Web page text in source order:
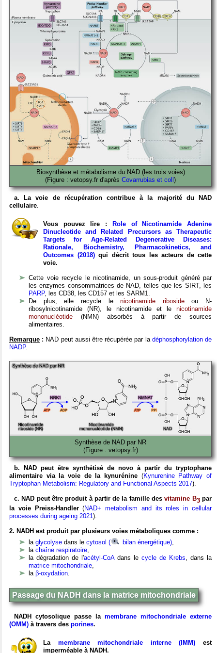
Biosynthèse et métabolisme du NAD (les trois voies)
(Figure : vetopsy.fr d'après Covarrubias et coll )
a. La voie de récupération contribue à la majorité du NAD
cellulaire.
Vous pouvez lire :
Role of Nicotinamide Adenine
Dinucleotide and Related Precursors as Therapeutic
Targets for Age-Related Degenerative Diseases:
Rationale, Biochemistry, Pharmacokinetics, and
Outcomes (2018)qui décrit tous les acteurs de cette
voie.
Cette voie recycle le nicotinamide, un sous-produit généré par
les enzymes consommatrices de NAD, telles que les SIRT, les
PARP, les CD38, les CD157 et les SARM1.
De plus, elle recycle lenicotinamide ribosideou N-
ribosylnicotinamide (NR), le nicotinamide et le nicotinamide
mononucléotide (NMN) absorbés à partir de sources
alimentaires.
Remarque : NAD peut aussi être récupérée par la déphosphorylation de
NADP.
Synthèse de NAD par NR
(Figure : vetopsy.fr)
b. NAD peut être synthétisé de novo à partir du tryptophane
alimentaire via la voie de la kynurénine (Kynurenine Pathway of
Tryptophan Metabolism: Regulatory and Functional Aspects 2017).
c. NAD peut être produit à partir de la famille desvitamine B3par
la voie Preiss-Handler(NAD+ metabolism and its roles in cellular
processes during ageing 2021 ).
2. NADH est produit par plusieurs voies métaboliques comme :
la glycolyse dans le cytosol ( bilan énergétique)
la chaîne respiratoire
la dégradation de l'acétyl-CoAdans le cycle de Krebs , dans la
matrice mitochondriale
la β-oxydation
Passage du NADH dans la matrice mitochondriale
NADH cytosolique passe la membrane mitochondriale externe
(OMM) à travers des porines.
La membrane mitochondriale interne (IMM) est
imperméable à NADH.